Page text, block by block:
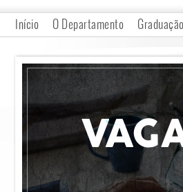
Início O Departamento Graduação